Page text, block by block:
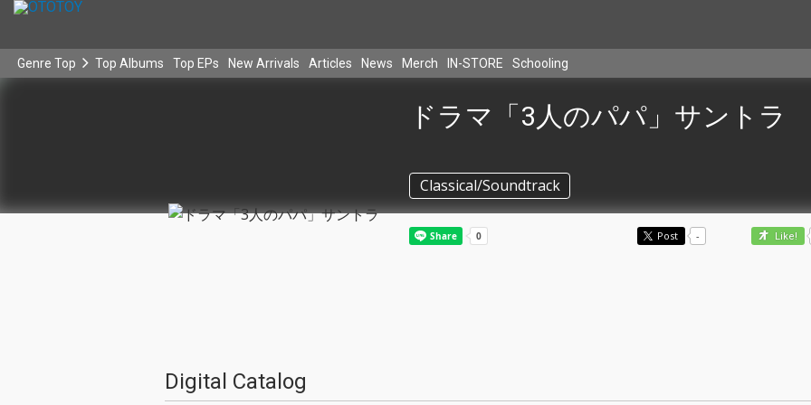
Genre Top Top Albums Top EPs New Arrivals Articles News Merch IN-STORE Schooling
ドラマ「3人のパパ」サントラ
Classical/Soundtrack
Post - Like!
Digital Catalog